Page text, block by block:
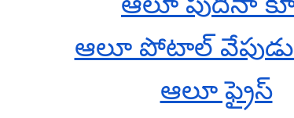
ఆలూ పోటాల్
ఆలూ ఫ్రైస్